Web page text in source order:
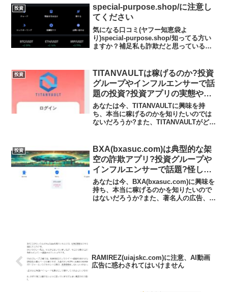
分を支払い、身分証明書を添付するとの
ことでした。...
投資
special-purpose.shop/に注意し
てください
気になる口コミ(ヤフー知恵袋よ
り)special-purpose.shop/知ってる方い
ますか？補足私も詐欺だと思っているの
ントで操作方法を教えてくれるそうで
す。私自身...
投資
TITANVAULTは稼げるのか?投資
グループやインフルエンサーで話
題の投資?投資アプリの実態や実
践者の声、口コミや評判を調査し
ました
あなたは今、TITANVAULTに興味を持
ち、本当に稼げるのかを知りたいのでは
ないだろうか?また、TITANVAULTがどん
TITANVAULTは日本の金融庁の登録な
し...
投資
BXA(bxasuc.com)は典型的な架
空の詐欺アプリ?投資グループや
インフルエンサーで話題?怪しい
投資アプリの実態や実践者の声、
口コミや評判を調査しました
あなたは今、BXA(bxasuc.com)に興味を
持ち、本当に稼げるのかを知りたいので
はないだろうか?また、著名人の広告、投
RAMIREZ(uiajskc.com)に注意、AI動画
広告に惑わされてはいけません